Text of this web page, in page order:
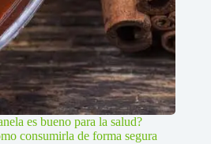
es bueno para la salud?
consumirla de forma segura